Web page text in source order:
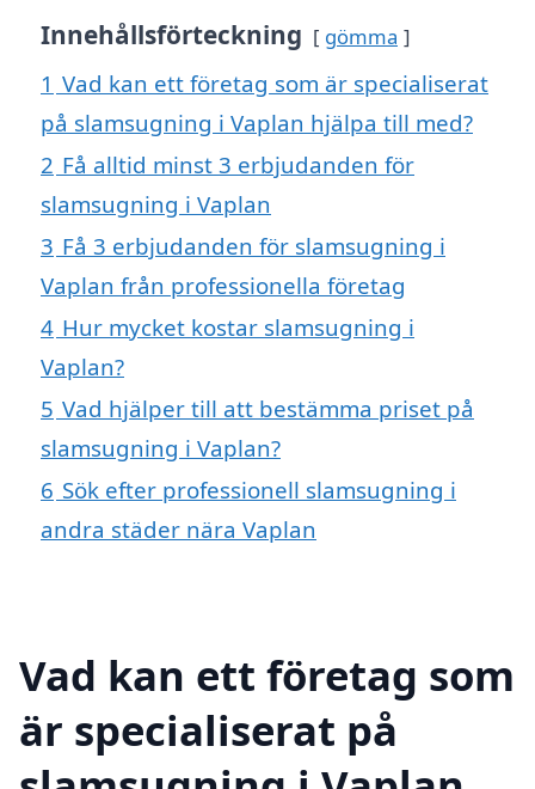
Innehållsförteckning gömma
1 Vad kan ett företag som är specialiserat
på slamsugning i Vaplan hjälpa till med?
2 Få alltid minst 3 erbjudanden för
slamsugning i Vaplan
3 Få 3 erbjudanden för slamsugning i
Vaplan från professionella företag
4 Hur mycket kostar slamsugning i
Vaplan?
5 Vad hjälper till att bestämma priset på
slamsugning i Vaplan?
6 Sök efter professionell slamsugning i
andra städer nära Vaplan
Vad kan ett företag som
är specialiserat på